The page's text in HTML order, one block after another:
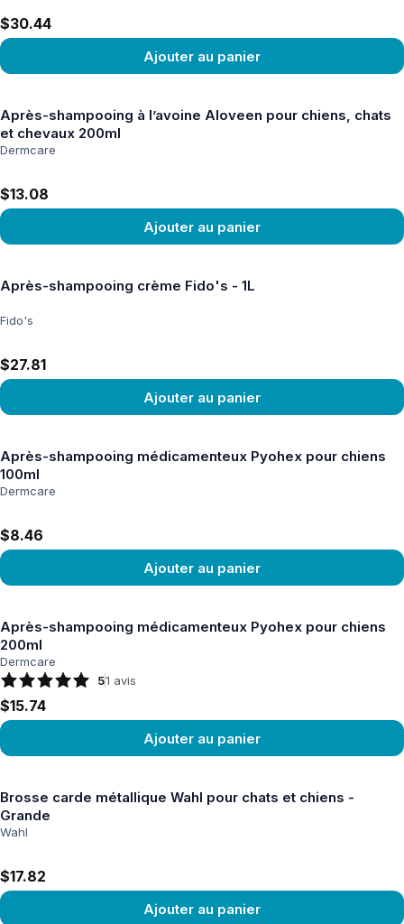
$30.44
Ajouter au panier
Après-shampooing à l’avoine Aloveen pour chiens, chats
et chevaux 200ml
Dermcare
$13.08
Ajouter au panier
Après-shampooing crème Fido's - 1L
Fido's
$27.81
Ajouter au panier
Après-shampooing médicamenteux Pyohex pour chiens
100ml
Dermcare
$8.46
Ajouter au panier
Après-shampooing médicamenteux Pyohex pour chiens
200ml
Dermcare
51 avis
$15.74
Ajouter au panier
Brosse carde métallique Wahl pour chats et chiens -
Grande
Wahl
$17.82
Ajouter au panier